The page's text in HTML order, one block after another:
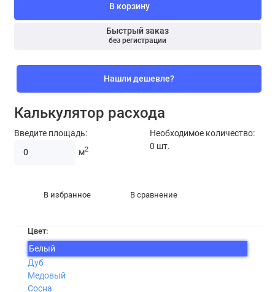
В корзину
Быстрый заказ
без регистрации
Нашли дешевле?
Калькулятор расхода
Введите площадь:
м2
Необходимое количество:
0 шт.
В избранное В сравнение
Цвет:
Белый
Дуб
Медовый
Сосна